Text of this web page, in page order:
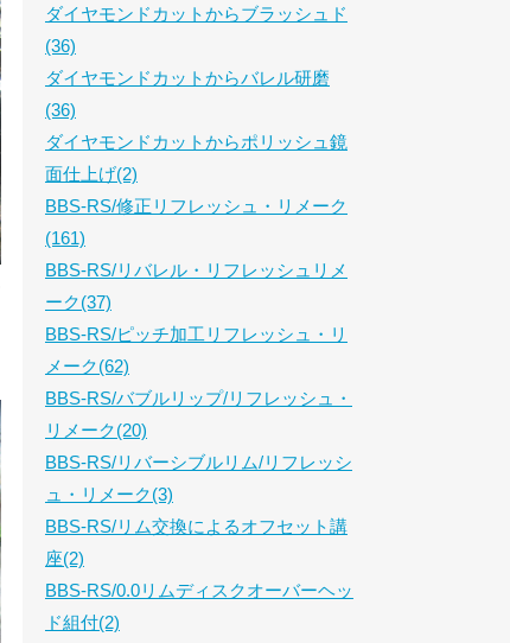
ダイヤモンドカットからブラッシュド
(36)
ダイヤモンドカットからバレル研磨
(36)
ダイヤモンドカットからポリッシュ鏡
面仕上げ(2)
BBS-RS/修正リフレッシュ・リメーク
(161)
BBS-RS/リバレル・リフレッシュリメ
ーク(37)
BBS-RS/ピッチ加工リフレッシュ・リ
メーク(62)
BBS-RS/バブルリップ/リフレッシュ・
リメーク(20)
BBS-RS/リバーシブルリム/リフレッシ
ュ・リメーク(3)
BBS-RS/リム交換によるオフセット講
座(2)
BBS-RS/0.0リムディスクオーバーヘッ
ド組付(2)